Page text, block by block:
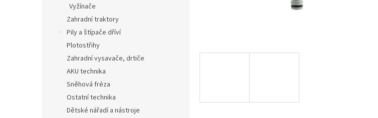
Vyžínače
Zahradní traktory
Pily a štípače dříví
Plotostřihy
Zahradní vysavače, drtiče
AKU technika
Sněhová fréza
Ostatní technika
Dětské nářadí a nástroje